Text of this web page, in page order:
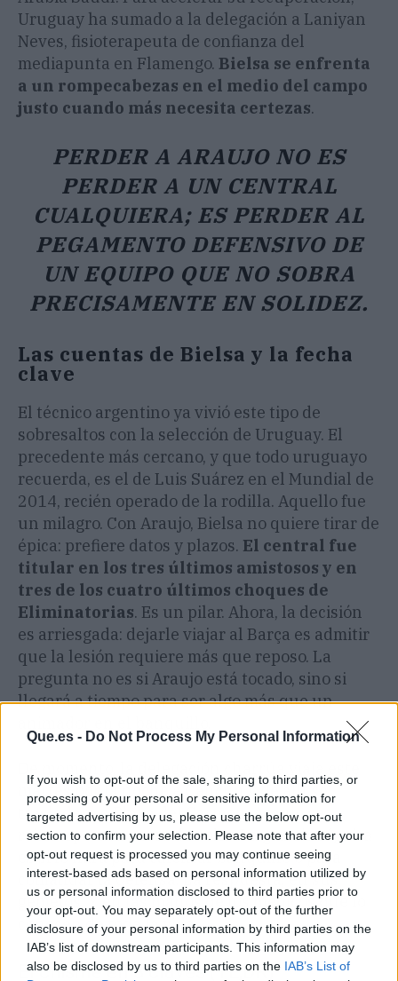
Que.es - Do Not Process My Personal Information
If you wish to opt-out of the sale, sharing to third parties, or
processing of your personal or sensitive information for
targeted advertising by us, please use the below opt-out
section to confirm your selection. Please note that after your
opt-out request is processed you may continue seeing
interest-based ads based on personal information utilized by
us or personal information disclosed to third parties prior to
your opt-out. You may separately opt-out of the further
disclosure of your personal information by third parties on the
IAB’s list of downstream participants. This information may
also be disclosed by us to third parties on the IAB’s List of
Uruguay ha sumado a la delegación a Laniyan
Neves, fisioterapeuta de confianza del
mediapunta en Flamengo. Bielsa se enfrenta
a un rompecabezas en el medio del campo
justo cuando más necesita certezas.
PERDER A ARAUJO NO ES
PERDER A UN CENTRAL
CUALQUIERA; ES PERDER AL
PEGAMENTO DEFENSIVO DE
UN EQUIPO QUE NO SOBRA
PRECISAMENTE EN SOLIDEZ.
Las cuentas de Bielsa y la fecha
clave
El técnico argentino ya vivió este tipo de
sobresaltos con la selección de Uruguay. El
precedente más cercano, y que todo uruguayo
recuerda, es el de Luis Suárez en el Mundial de
2014, recién operado de la rodilla. Aquello fue
un milagro. Con Araujo, Bielsa no quiere tirar de
épica: prefiere datos y plazos. El central fue
titular en los tres últimos amistosos y en
tres de los cuatro últimos choques de
Eliminatorias. Es un pilar. Ahora, la decisión
es arriesgada: dejarle viajar al Barça es admitir
que la lesión requiere más que reposo. La
pregunta no es si Araujo está tocado, sino si
llegará a tiempo para ser algo más que un
martes por la noche a Cancún y de allí se
trasladará a Playa del Carmen. Araujo se
reincorporará antes de volar. La gran incógnita
es si lo hará para calentar banquillo o para
comandar la defensa. La respuesta, en sus
gemelos. Y en las manos de los médicos que lo
conocen de toda la vida.
El chisme en 3 claves (TL;DR)